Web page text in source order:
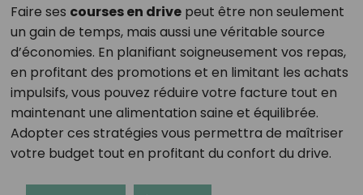
Faire ses courses en drivepeut être non seulement
un gain de temps, mais aussi une véritable source
d’économies. En planifiant soigneusement vos repas,
en profitant des promotions et en limitant les achats
impulsifs, vous pouvez réduire votre facture tout en
maintenant une alimentation saine et équilibrée.
Adopter ces stratégies vous permettra de maîtriser
votre budget tout en profitant du confort du drive.